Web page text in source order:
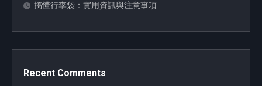
搞懂行李袋：實用資訊與注意事項
Recent Comments